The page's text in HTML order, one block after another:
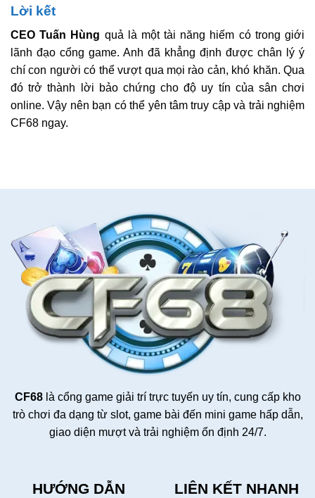
Lời kết
CEO Tuấn Hùng quả là một tài năng hiếm có trong giới
lãnh đạo cổng game. Anh đã khẳng định được chân lý ý
chí con người có thể vượt qua mọi rào cản, khó khăn. Qua
đó trở thành lời bảo chứng cho độ uy tín của sân chơi
online. Vậy nên bạn có thể yên tâm truy cập và trải nghiệm
CF68 ngay.
CF68là cổng game giải trí trực tuyến uy tín, cung cấp kho
trò chơi đa dạng từ slot, game bài đến mini game hấp dẫn,
giao diện mượt và trải nghiệm ổn định 24/7.
HƯỚNG DẪN LIÊN KẾT NHANH